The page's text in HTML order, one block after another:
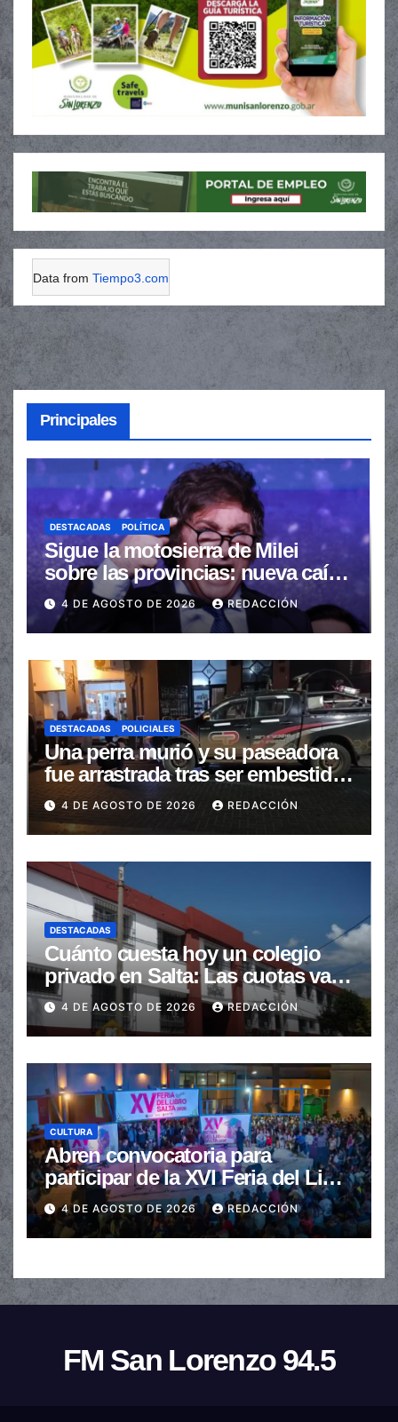
Data from Tiempo3.com
Principales
DESTACADAS POLÍTICA
Sigue la motosierra de Milei
sobre las provincias: nueva caída
de las transferencias no
automáticas
4 DE AGOSTO DE 2026 REDACCIÓN
DESTACADAS POLICIALES
Una perra murió y su paseadora
fue arrastrada tras ser embestidas
en la senda peatonal
4 DE AGOSTO DE 2026 REDACCIÓN
DESTACADAS
Cuánto cuesta hoy un colegio
privado en Salta: Las cuotas van
de $110.000 a más de $600.000
4 DE AGOSTO DE 2026 REDACCIÓN
CULTURA
Abren convocatoria para
participar de la XVI Feria del Libro
de Salta
4 DE AGOSTO DE 2026 REDACCIÓN
FM San Lorenzo 94.5